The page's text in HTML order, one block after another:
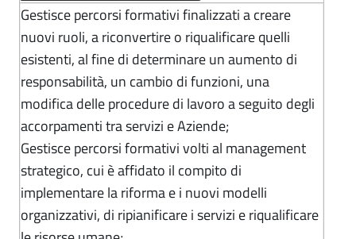
Gestisce percorsi formativi finalizzati a creare
nuovi ruoli, a riconvertire o riqualificare quelli
esistenti, al fine di determinare un aumento di
responsabilità, un cambio di funzioni, una
modifica delle procedure di lavoro a seguito degli
accorpamenti tra servizi e Aziende;
Gestisce percorsi formativi volti al management
strategico, cui è affidato il compito di
implementare la riforma e i nuovi modelli
organizzativi, di ripianificare i servizi e riqualificare